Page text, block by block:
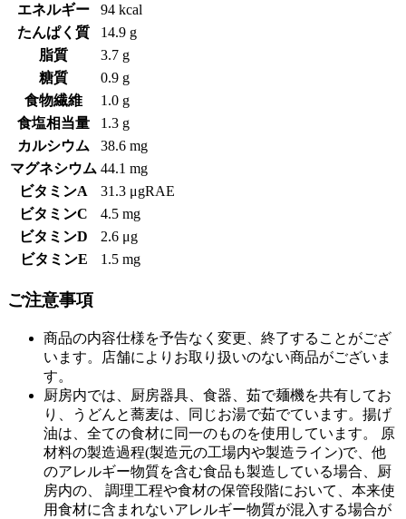
エネルギー
94 kcal
たんぱく質
14.9 g
脂質
3.7 g
糖質
0.9 g
食物繊維
1.0 g
食塩相当量
1.3 g
カルシウム
38.6 mg
マグネシウム 44.1 mg
ビタミンA
31.3 μgRAE
ビタミンC
4.5 mg
ビタミンD
2.6 μg
ビタミンE
1.5 mg
ご注意事項
商品の内容仕様を予告なく変更、終了することがござ
います。店舗によりお取り扱いのない商品がございま
す。
厨房内では、厨房器具、食器、茹で麺機を共有してお
り、うどんと蕎麦は、同じお湯で茹でています。揚げ
油は、全ての食材に同一のものを使用しています。 原
材料の製造過程(製造元の工場内や製造ライン)で、他
のアレルギー物質を含む食品も製造している場合、厨
房内の、 調理工程や食材の保管段階において、本来使
用食材に含まれないアレルギー物質が混入する場合が